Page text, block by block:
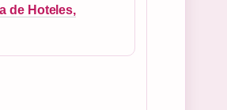
de Hoteles,